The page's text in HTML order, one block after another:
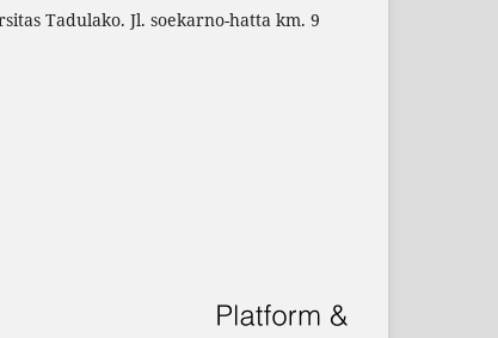
Tadulako. Jl. soekarno-hatta km. 9